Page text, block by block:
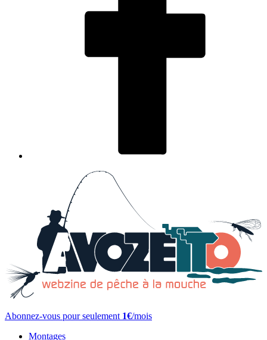
Abonnez-vous pour seulement 1€/mois
Montages